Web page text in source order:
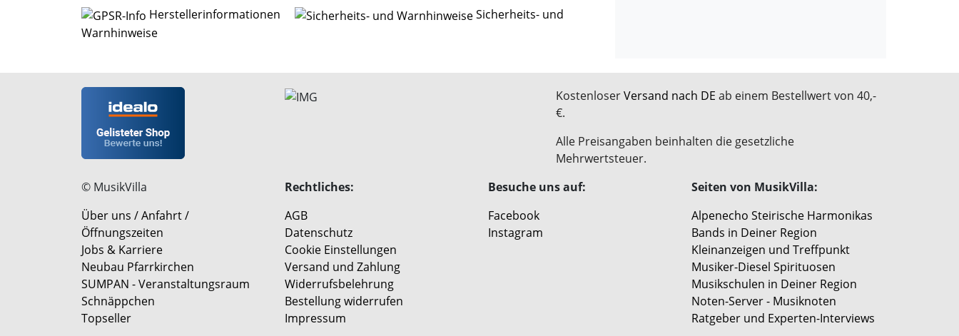
Herstellerinformationen
Sicherheits- und
Warnhinweise
KostenloserVersand nach DE ab einem Bestellwert von 40,-
€.
Alle Preisangaben beinhalten die gesetzliche
Mehrwertsteuer.
© MusikVilla
Über uns / Anfahrt /
Öffnungszeiten
Jobs & Karriere
Neubau Pfarrkirchen
SUMPAN - Veranstaltungsraum
Schnäppchen
Topseller
Rechtliches:
AGB
Datenschutz
Cookie Einstellungen
Versand und Zahlung
Widerrufsbelehrung
Bestellung widerrufen
Impressum
Besuche uns auf:
Facebook
Instagram
Seiten von MusikVilla:
Alpenecho Steirische Harmonikas
Bands in Deiner Region
Kleinanzeigen und Treffpunkt
Musiker-Diesel Spirituosen
Musikschulen in Deiner Region
Noten-Server - Musiknoten
Ratgeber und Experten-Interviews